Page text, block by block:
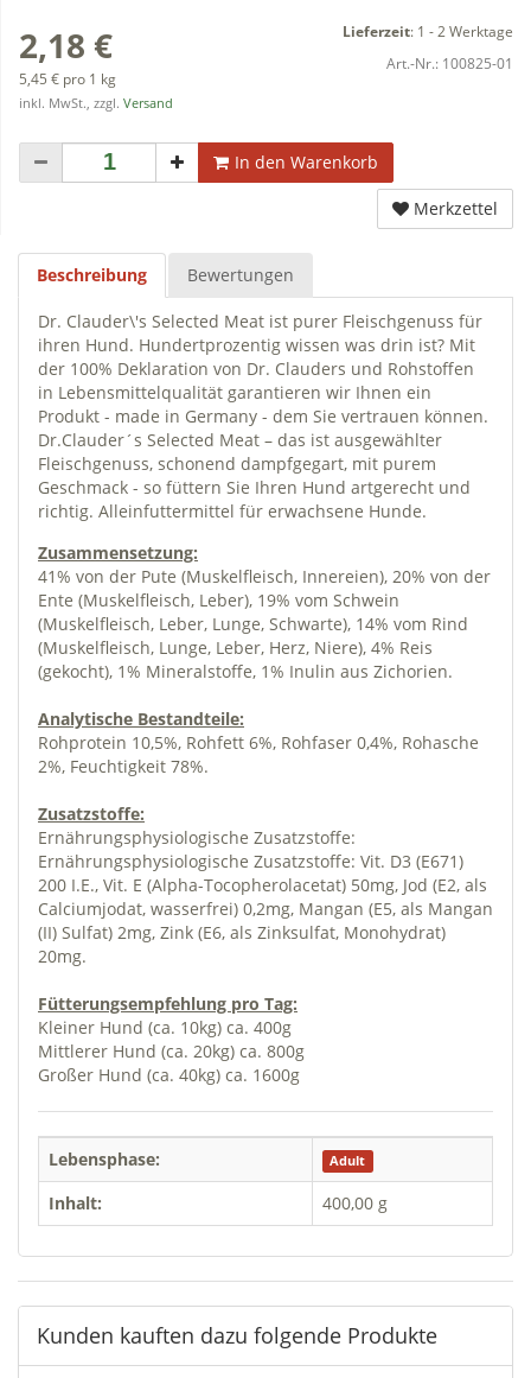
2,18 €
5,45 € pro 1 kg
inkl. MwSt., zzgl. Versand
Lieferzeit: 1 - 2 Werktage
Art.-Nr.: 100825-01
In den Warenkorb
Merkzettel
Beschreibung Bewertungen
Dr. Clauder\'s Selected Meat ist purer Fleischgenuss für
ihren Hund. Hundertprozentig wissen was drin ist? Mit
der 100% Deklaration von Dr. Clauders und Rohstoffen
in Lebensmittelqualität garantieren wir Ihnen ein
Produkt - made in Germany - dem Sie vertrauen können.
Dr.Clauder´s Selected Meat – das ist ausgewählter
Fleischgenuss, schonend dampfgegart, mit purem
Geschmack - so füttern Sie Ihren Hund artgerecht und
richtig. Alleinfuttermittel für erwachsene Hunde.
Zusammensetzung:
41% von der Pute (Muskelfleisch, Innereien), 20% von der
Ente (Muskelfleisch, Leber), 19% vom Schwein
(Muskelfleisch, Leber, Lunge, Schwarte), 14% vom Rind
(Muskelfleisch, Lunge, Leber, Herz, Niere), 4% Reis
(gekocht), 1% Mineralstoffe, 1% Inulin aus Zichorien.
Analytische Bestandteile:
Rohprotein 10,5%, Rohfett 6%, Rohfaser 0,4%, Rohasche
2%, Feuchtigkeit 78%.
Zusatzstoffe:
Ernährungsphysiologische Zusatzstoffe:
Ernährungsphysiologische Zusatzstoffe: Vit. D3 (E671)
200 I.E., Vit. E (Alpha-Tocopherolacetat) 50mg, Jod (E2, als
Calciumjodat, wasserfrei) 0,2mg, Mangan (E5, als Mangan
(II) Sulfat) 2mg, Zink (E6, als Zinksulfat, Monohydrat)
20mg.
Fütterungsempfehlung pro Tag:
Kleiner Hund (ca. 10kg) ca. 400g
Mittlerer Hund (ca. 20kg) ca. 800g
Großer Hund (ca. 40kg) ca. 1600g
Lebensphase: Adult
Inhalt: 400,00 g
Kunden kauften dazu folgende Produkte